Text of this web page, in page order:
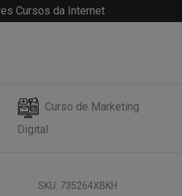
Cursos da Internet
Curso de Marketing
Digital
SKU: 735264XBKH